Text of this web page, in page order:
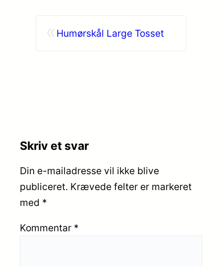
Humørskål Large Tosset
Skriv et svar
Din e-mailadresse vil ikke blive
publiceret. Krævede felter er markeret
med *
Kommentar *